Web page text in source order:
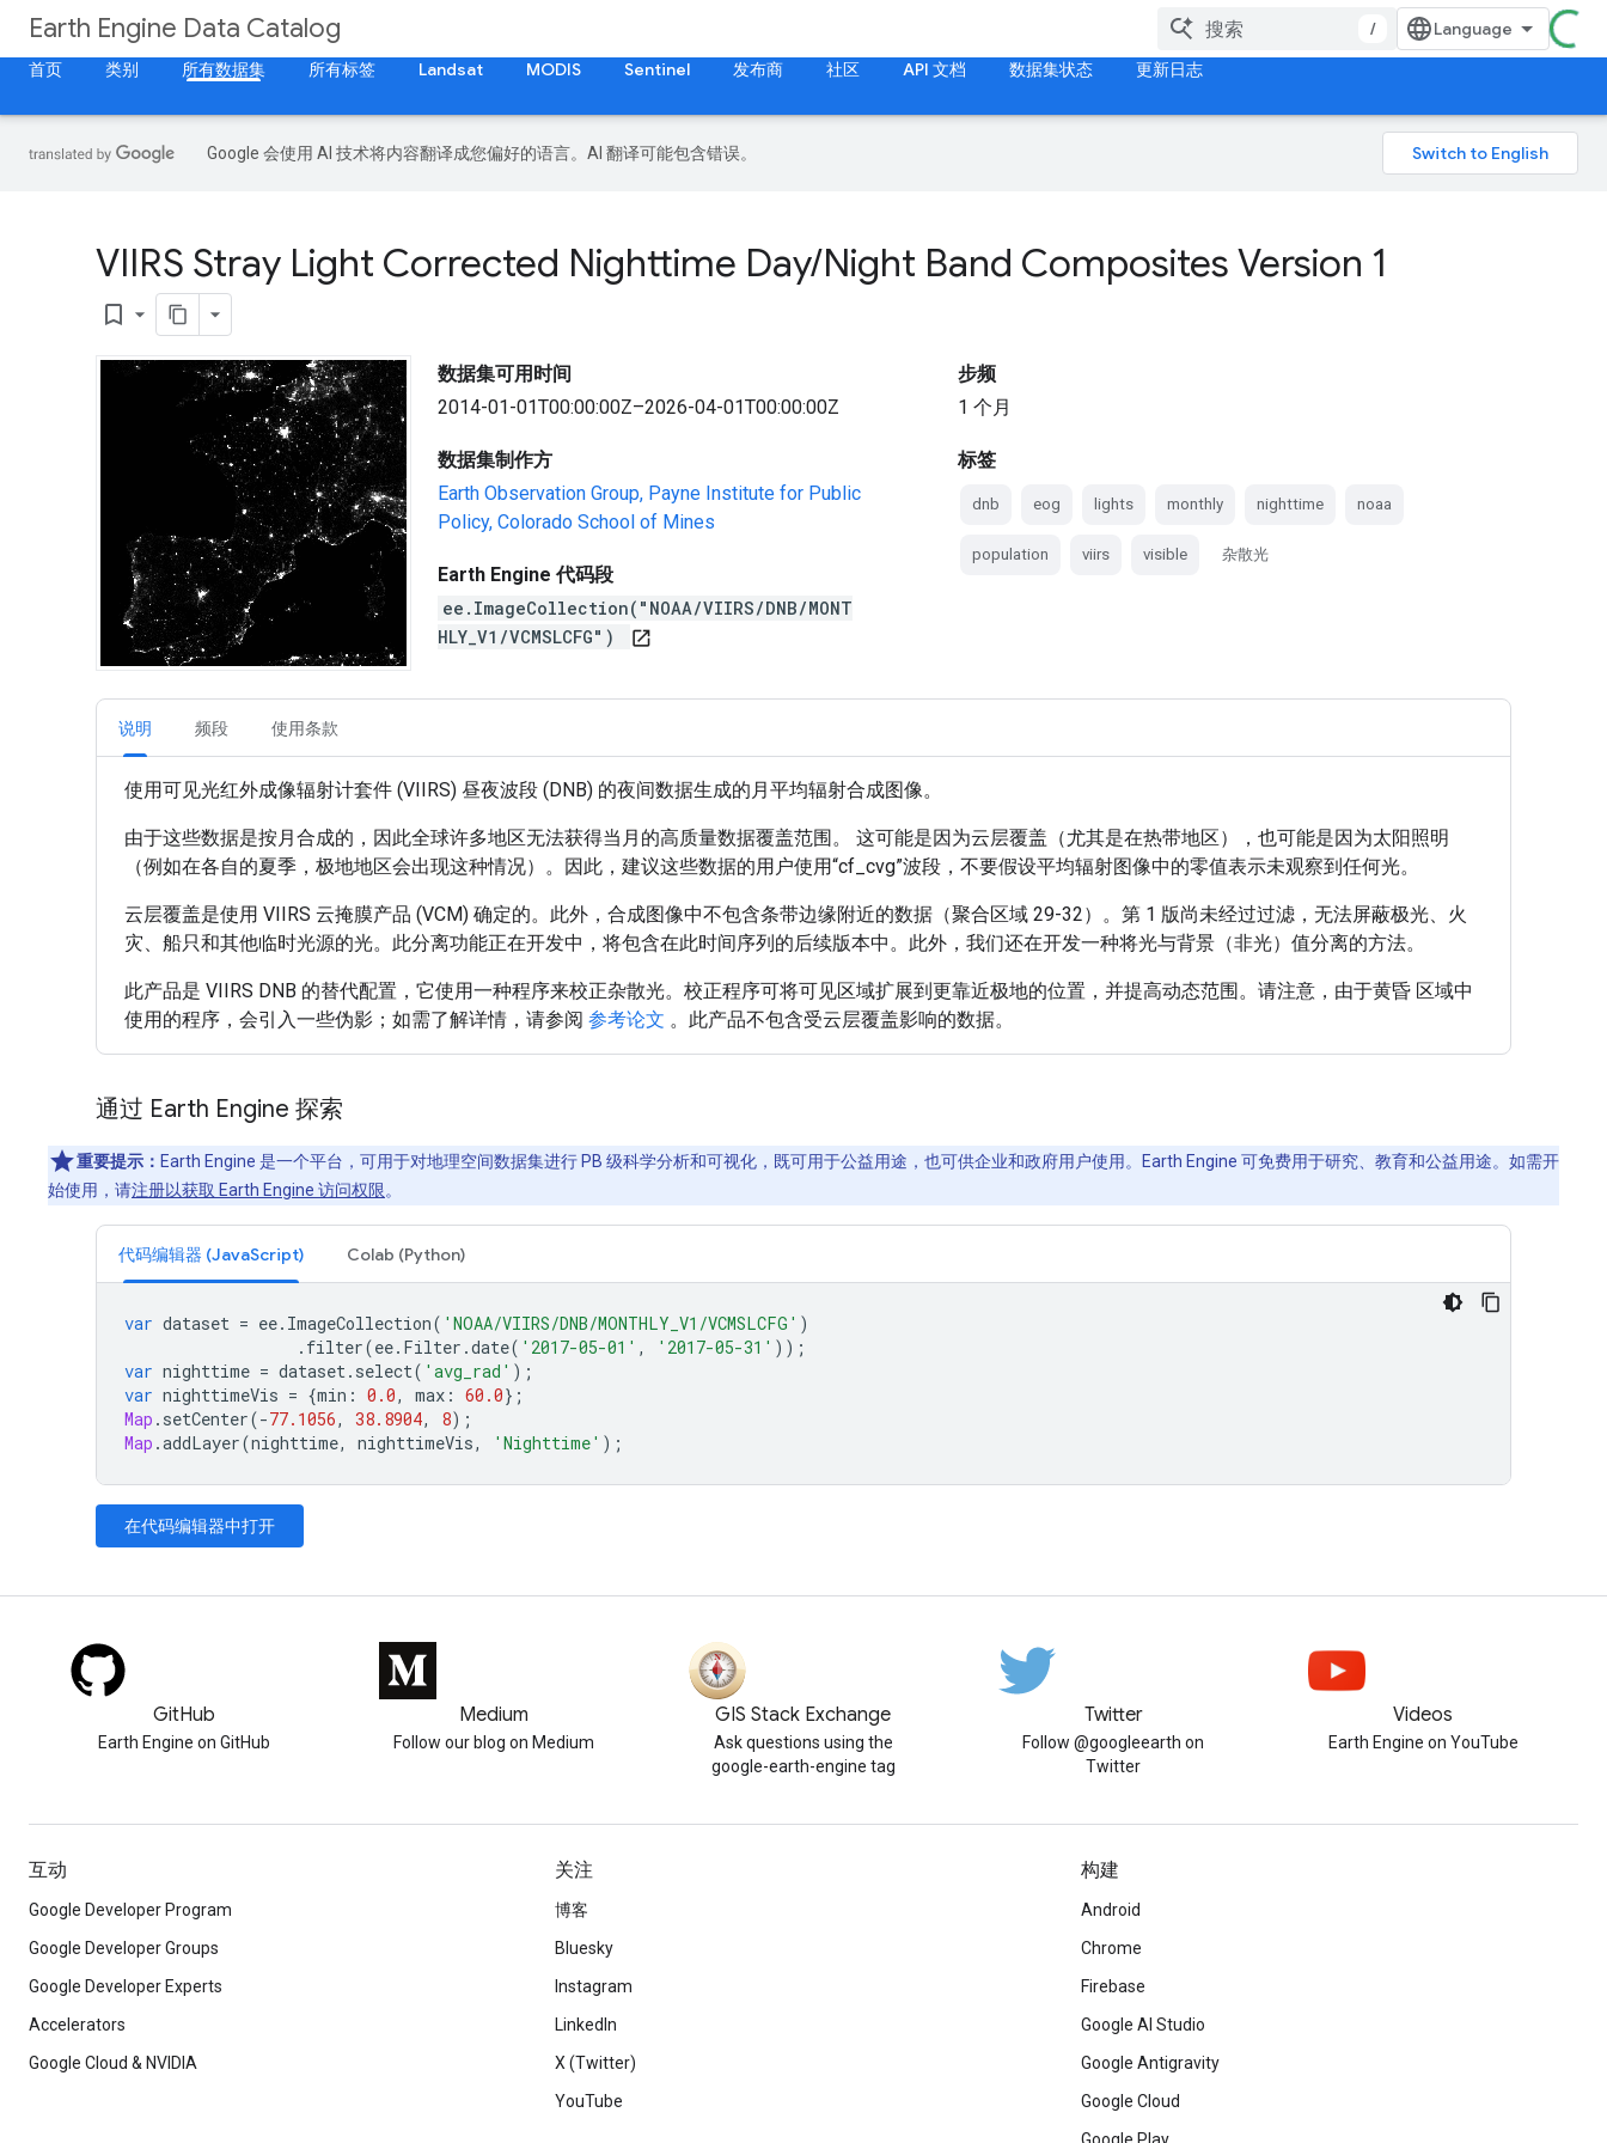
Earth Engine Data Catalog
/
首页
类别 所有数据集 所有标签 Landsat MODIS Sentinel 发布商 社区 API 文档 数据集状态 更新日志
Google 会使用 AI 技术将内容翻译成您偏好的语言。AI 翻译可能包含错误。
VIIRS Stray Light Corrected Nighttime Day/Night Band Composites Version 1
bookmark_border
数据集可用时间
2014-01-01T00:00:00Z–2026-04-01T00:00:00Z
数据集制作方
Earth Observation Group, Payne Institute for Public
Policy, Colorado School of Mines
Earth Engine 代码段
ee.ImageCollection("NOAA/VIIRS/DNB/MONT
HLY_V1/VCMSLCFG")
open_in_new
步频
1 个月
标签
dnb eog lights monthly nighttime noaa
population viirs visible 杂散光
说明 频段 使用条款
使用可见光红外成像辐射计套件 (VIIRS) 昼夜波段 (DNB) 的夜间数据生成的月平均辐射合成图像。
由于这些数据是按月合成的，因此全球许多地区无法获得当月的高质量数据覆盖范围。 这可能是因为云层覆盖（尤其是在热带地区），也可能是因为太阳照明
（例如在各自的夏季，极地地区会出现这种情况）。因此，建议这些数据的用户使用“cf_cvg”波段，不要假设平均辐射图像中的零值表示未观察到任何光。
云层覆盖是使用 VIIRS 云掩膜产品 (VCM) 确定的。此外，合成图像中不包含条带边缘附近的数据（聚合区域 29-32）。第 1 版尚未经过过滤，无法屏蔽极光、火
灾、船只和其他临时光源的光。此分离功能正在开发中，将包含在此时间序列的后续版本中。此外，我们还在开发一种将光与背景（非光）值分离的方法。
此产品是 VIIRS DNB 的替代配置，它使用一种程序来校正杂散光。校正程序可将可见区域扩展到更靠近极地的位置，并提高动态范围。请注意，由于黄昏 区域中
使用的程序，会引入一些伪影；如需了解详情，请参阅 参考论文 。此产品不包含受云层覆盖影响的数据。
通过 Earth Engine 探索
重要提示： Earth Engine 是一个平台，可用于对地理空间数据集进行 PB 级科学分析和可视化，既可用于公益用途，也可供企业和政府用户使用。Earth Engine 可免费用于研究、教育和公益用途。如需开
始使用，请注册以获取 Earth Engine 访问权限。
代码编辑器 (JavaScript) Colab (Python)
var dataset = ee. ImageCollection( 'NOAA/VIIRS/DNB/MONTHLY_V1/VCMSLCFG' )
. filter(ee. Filter .date( '2017-05-01' , '2017-05-31' ));
var nighttime = dataset. select( 'avg_rad' );
var nighttimeVis = {min : 0.0, max : 60.0};
Map . setCenter(-77.1056, 38.8904, 8);
Map .addLayer(nighttime, nighttimeVis, 'Nighttime' );
在代码编辑器中打开
GitHub
Earth Engine on GitHub
Medium
Follow our blog on Medium
GIS Stack Exchange
Ask questions using the
google-earth-engine tag
Twitter
Follow @googleearth on
Twitter
Videos
Earth Engine on YouTube
互动
Google Developer Program
Google Developer Groups
Google Developer Experts
Accelerators
Google Cloud & NVIDIA
关注
博客
Bluesky
Instagram
LinkedIn
X (Twitter)
YouTube
构建
Android
Chrome
Firebase
Google AI Studio
Google Antigravity
Google Cloud